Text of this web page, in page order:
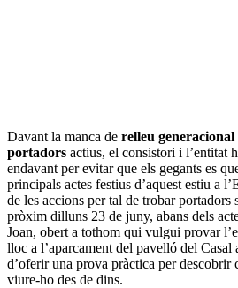
Davant la manca de relleu generacional
portadors actius, el consistori i l’entitat
endavant per evitar que els gegants es
principals actes festius d’aquest estiu a
de les accions per tal de trobar portadors
pròxim dilluns 23 de juny, abans dels
Joan, obert a tothom qui vulgui provar
lloc a l’aparcament del pavelló del Casal
d’oferir una prova pràctica per descobrir
viure-ho des de dins.